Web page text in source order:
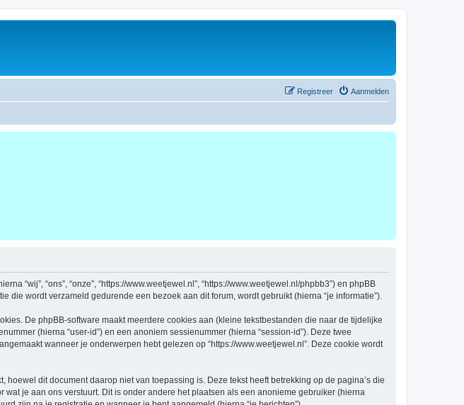
Aanmelden
Registreer
“wij”, “ons”, “onze”, “https://www.weetjewel.nl”, “https://www.weetjewel.nl/phpbb3”) en phpBB
die wordt verzameld gedurende een bezoek aan dit forum, wordt gebruikt (hierna “je informatie”).
De phpBB-software maakt meerdere cookies aan (kleine tekstbestanden die naar de tijdelijke
(hierna “user-id”) en een anoniem sessienummer (hierna “session-id”). Deze twee
wanneer je onderwerpen hebt gelezen op “https://www.weetjewel.nl”. Deze cookie wordt
dit document daarop niet van toepassing is. Deze tekst heeft betrekking op de pagina’s die
je aan ons verstuurt. Dit is onder andere het plaatsen als een anonieme gebruiker (hierna